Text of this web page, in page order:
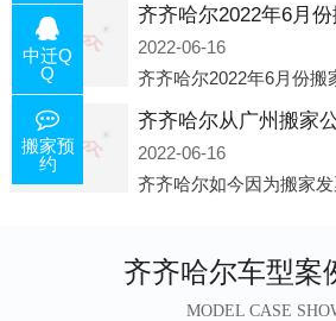
2022-06-16
2022-06-16
齐齐哈尔车型案
MODEL CASE
中迁Q
Q
搬家预
约